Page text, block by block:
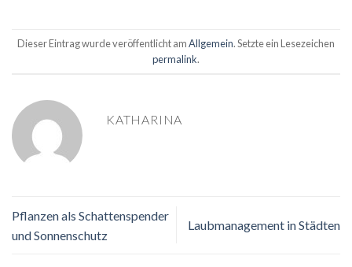
Dieser Eintrag wurde veröffentlicht amAllgemein. Setzte ein Lesezeichen
permalink.
KATHARINA
Pflanzen als Schattenspender
und Sonnenschutz
Laubmanagement in Städten